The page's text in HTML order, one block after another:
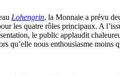
Lohengrin, la Monnaie a prévu
les quatre rôles principaux. A
le public applaudit
qu’elle nous enthousiasme moins